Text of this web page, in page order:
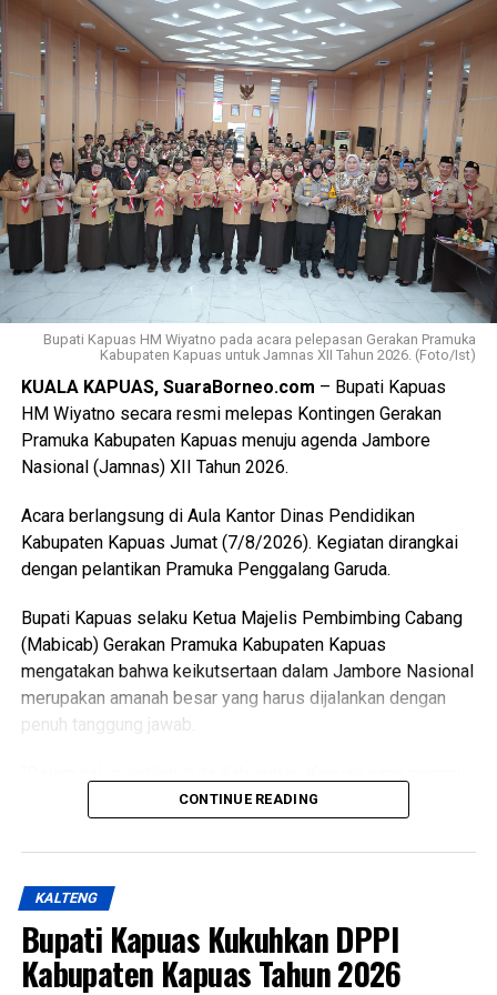
Kemudian luasan cadangan lahan pertanian berkelanjutan
(LCP2B) Kabupaten Kapuas 22.553,37 Ha.
Meski begitu terjadi permasalahan atas kondisi lahan di
antaranya perbedaan data antar instansi perubahan
penggunaan lahan singkronisasi dengan RTRW dan RDTR.
“Oleh karena itu terkait hal tersebut kami menyepakati data
final LP2B data LCP2B menyempurnakan Raperda melalui
proses harmonisasi dan pembahasan DPRD,” ujarnya.
(Ujg/SB)
Views: 21
Bagikan ke
WhatsApp 0 Facebook 0
Bupati Kapuas HM Wiyatno pada acara pelepasan Gerakan Pramuka
Kabupaten Kapuas untuk Jamnas XII Tahun 2026. (Foto/Ist)
KUALA KAPUAS, SuaraBorneo.com – Bupati Kapuas
HM Wiyatno secara resmi melepas Kontingen Gerakan
Pramuka Kabupaten Kapuas menuju agenda Jambore
Nasional (Jamnas) XII Tahun 2026.
Acara berlangsung di Aula Kantor Dinas Pendidikan
Kabupaten Kapuas Jumat (7/8/2026). Kegiatan dirangkai
dengan pelantikan Pramuka Penggalang Garuda.
Bupati Kapuas selaku Ketua Majelis Pembimbing Cabang
(Mabicab) Gerakan Pramuka Kabupaten Kapuas
mengatakan bahwa keikutsertaan dalam Jambore Nasional
merupakan amanah besar yang harus dijalankan dengan
penuh tanggung jawab.
menunjukkan sikap disiplin, sopan santun semangat
dan Dasa Dharma Pramuka,” ujarnya.
Ia mengatakan pembentukan karakter tersebut selaras
dengan penetapan predikat Pramuka Penggalang Garuda.
Oleh karena itu melalui pembinaan ketat para anggota yang
dilantik diharapkan mampu menjadi teladan.
CONTINUE READING
KALTENG
Bupati Kapuas Kukuhkan DPPI
Kabupaten Kapuas Tahun 2026